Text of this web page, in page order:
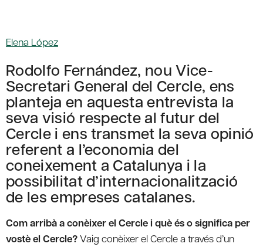
Elena López
Rodolfo Fernández, nou Vice-
Secretari General del Cercle, ens
planteja en aquesta entrevista la
seva visió respecte al futur del
Cercle i ens transmet la seva opinió
referent a l’economia del
coneixement a Catalunya i la
possibilitat d’internacionalització
de les empreses catalanes.
Com arribà a conèixer el Cercle i què és o significa per
vostè el Cercle?Vaig conèixer el Cercle a través d’un